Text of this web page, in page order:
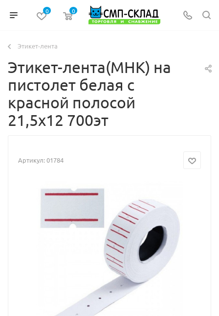
0 0
Этикет-лента
Этикет-лента(МНК) на
пистолет белая с
красной полосой
21,5х12 700эт
Артикул:01784